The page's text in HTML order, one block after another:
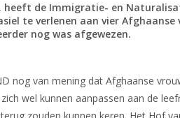
heeft de Immigratie- en
te verlenen aan vier Afghaanse
nog was afgewezen.
nog van mening dat Afghaanse
zich wel kunnen aanpassen aan de